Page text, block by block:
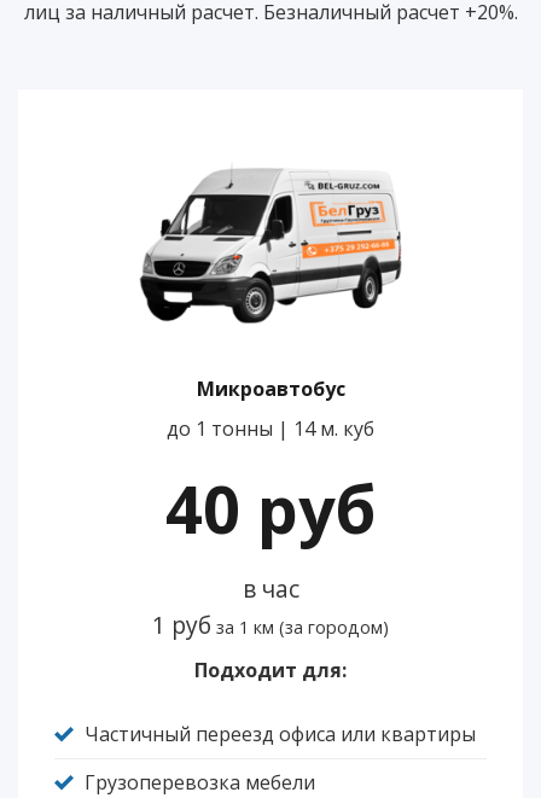
лиц за наличный расчет. Безналичный расчет +20%.
Микроавтобус
до 1 тонны | 14 м. куб
40 руб
в час
1 руб за 1 км (за городом)
Подходит для:
Частичный переезд офиса или квартиры
Грузоперевозка мебели